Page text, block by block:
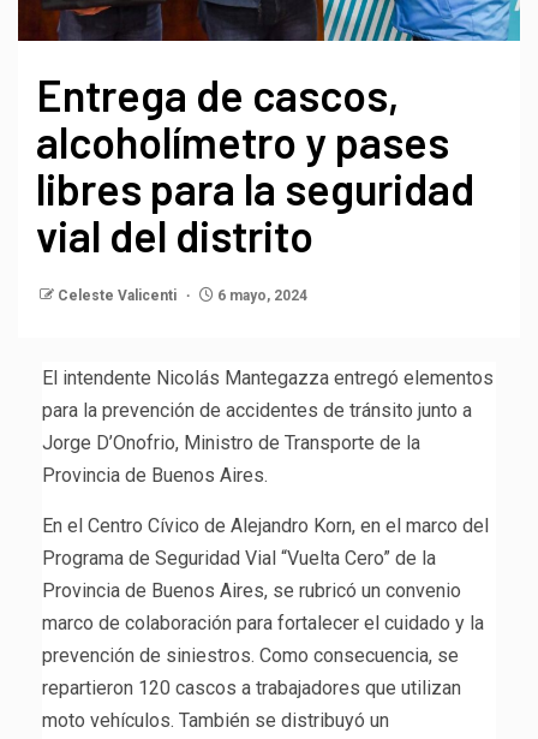
Entrega de cascos,
alcoholímetro y pases
libres para la seguridad
vial del distrito
Celeste Valicenti 6 mayo, 2024
El intendente Nicolás Mantegazza entregó elementos
para la prevención de accidentes de tránsito junto a
Jorge D’Onofrio, Ministro de Transporte de la
Provincia de Buenos Aires.
En el Centro Cívico de Alejandro Korn, en el marco del
Programa de Seguridad Vial “Vuelta Cero” de la
Provincia de Buenos Aires, se rubricó un convenio
marco de colaboración para fortalecer el cuidado y la
prevención de siniestros. Como consecuencia, se
repartieron 120 cascos a trabajadores que utilizan
moto vehículos. También se distribuyó un